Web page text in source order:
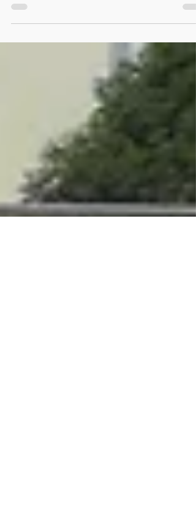
【キズナバ】サマーキャンプ
中では、４年生がバスレクを準備して行ってくれ
ました♪ 【水上アスレチック】 体力別にグループ
分けして、まずは水上アスレチックへ！夏なので
午前中の活動にしました。熱中症対策で着替えた
らまずは水遊びから始めます♪本当は濡れないよ
に進むのが楽しいのですが…。 湧水を利用した公
園なので、水がきれいで冷たいです♪ 【防災教育
地震体験や強風、大雨、煙中避難方法などを学び
体験します。 震度は６強まで体験でき、手すりに
つかまっていないと立っていられません。 体験以
外にも、避難誘導灯の見方など詳しく教えて頂き
私も勉強になりました。 【宿泊施設】 夕方に宿
施設に着くと自由時間とレクリエーションです。
体育館を借りていましたが暑すぎて、外にでて鬼